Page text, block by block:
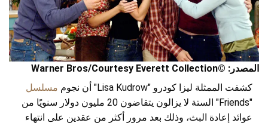
المصدر: ©Warner Bros/Courtesy Everett Collection
كشفت الممثلة ليزا كودرو "Lisa Kudrow" أن نجوم
مسلسل
"Friends" الستة لا يزالون يتقاضون 20 مليون دولار سنويًا من
عوائد إعادة البث، وذلك بعد مرور أكثر من عقدين على انتهاء